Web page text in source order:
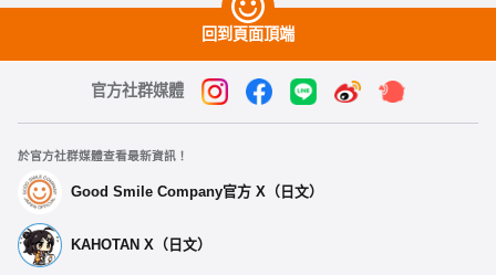
回到頁面頂端
官方社群媒體
於官方社群媒體查看最新資訊！
Good Smile Company官方 X（日文）
KAHOTAN X（日文）